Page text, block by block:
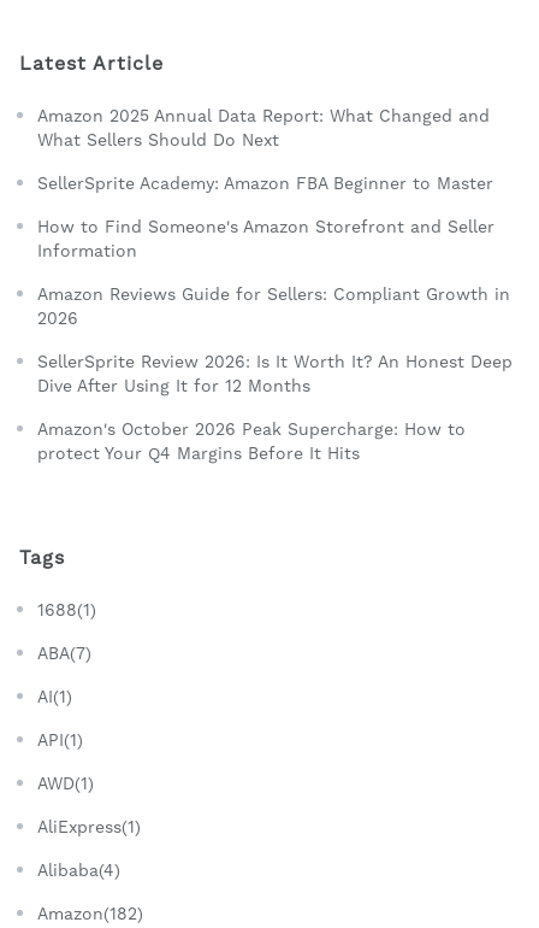
Latest Article
Amazon 2025 Annual Data Report: What Changed and
What Sellers Should Do Next
SellerSprite Academy: Amazon FBA Beginner to Master
How to Find Someone's Amazon Storefront and Seller
Information
Amazon Reviews Guide for Sellers: Compliant Growth in
2026
SellerSprite Review 2026: Is It Worth It? An Honest Deep
Dive After Using It for 12 Months
Amazon's October 2026 Peak Supercharge: How to
protect Your Q4 Margins Before It Hits
Tags
1688(1)
ABA(7)
AI(1)
API(1)
AWD(1)
AliExpress(1)
Alibaba(4)
Amazon(182)